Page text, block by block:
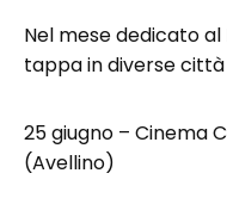
Nel mese dedicato
tappa in diverse
25 giugno – Cinema
(Avellino)